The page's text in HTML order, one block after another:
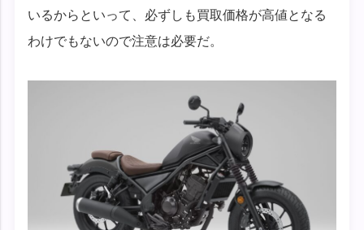
いるからといって、必ずしも買取価格が高値となる
わけでもないので注意は必要だ。